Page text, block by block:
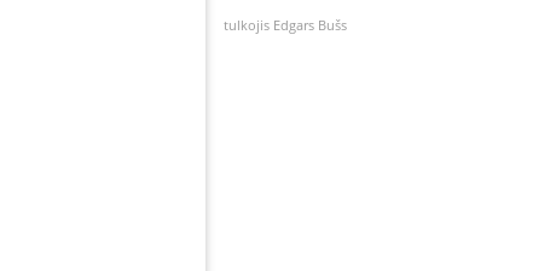
tulkojis Edgars Bušs